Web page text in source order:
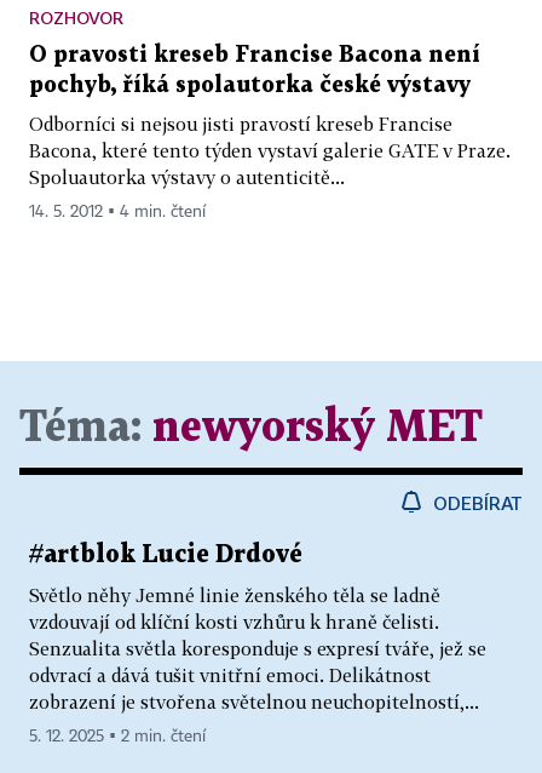
ROZHOVOR
O pravosti kreseb Francise Bacona není
pochyb, říká spolautorka české výstavy
Odborníci si nejsou jisti pravostí kreseb Francise
Bacona, které tento týden vystaví galerie GATE v Praze.
Spoluautorka výstavy o autenticitě...
14. 5. 2012 ▪ 4 min. čtení
Téma: newyorský MET
ODEBÍRAT
#artblok Lucie Drdové
Světlo něhy Jemné linie ženského těla se ladně
vzdouvají od klíční kosti vzhůru k hraně čelisti.
Senzualita světla koresponduje s expresí tváře, jež se
odvrací a dává tušit vnitřní emoci. Delikátnost
zobrazení je stvořena světelnou neuchopitelností,...
5. 12. 2025 ▪ 2 min. čtení